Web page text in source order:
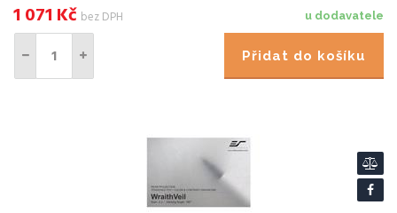
u dodavatele
1 071 Kč bez DPH
Přidat do košíku